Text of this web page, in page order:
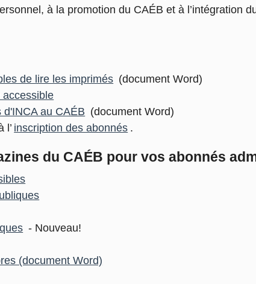
à la promotion du CAÉB et à l’intégration
de lire les imprimés (document Word)
accessible
au CAÉB (document Word)
l’ inscription des abonnés .
du CAÉB pour vos abonnés
- Nouveau!
(document Word)